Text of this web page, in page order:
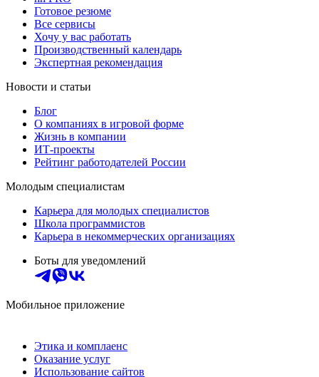
Готовое резюме
Все сервисы
Хочу у вас работать
Производственный календарь
Экспертная рекомендация
Новости и статьи
Блог
О компаниях в игровой форме
Жизнь в компании
ИТ-проекты
Рейтинг работодателей России
Молодым специалистам
Карьера для молодых специалистов
Школа программистов
Карьера в некоммерческих организациях
Боты для уведомлений
Мобильное приложение
Этика и комплаенс
Оказание услуг
Использование сайтов